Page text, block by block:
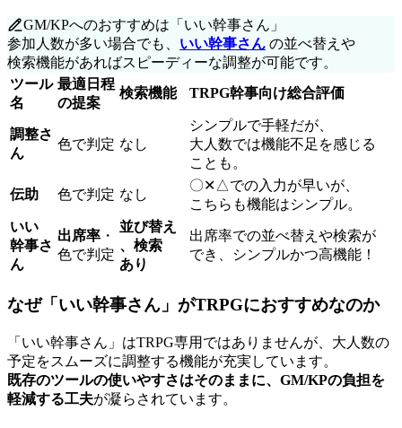
GM/KPへのおすすめは 「いい幹事さん」
参加人数が多い場合でも、 いい幹事さん の並べ替えや
検索機能があればスピーディーな調整が可能です。
ツール
名
最適日程
の提案
検索機能 TRPG幹事向け総合評価
調整さ
ん
色で判定 なし
シンプルで手軽だが、
大人数では機能不足を感じる
ことも。
伝助 色で判定 なし
〇✕△での入力が早いが、
こちらも機能はシンプル。
いい
幹事さ
ん
出席率 ・
色で判定
並び替え
、 検索
あり
出席率での並べ替えや検索が
でき、
シンプルかつ高機能！
なぜ「いい幹事さん」がTRPGにおすすめなのか
「いい幹事さん」はTRPG専用ではありませんが、 大人数の
予定をスムーズに調整する機能が充実しています。
既存のツールの使いやすさはそのままに、 GM/KPの負担を
軽減する工夫が凝らされています。